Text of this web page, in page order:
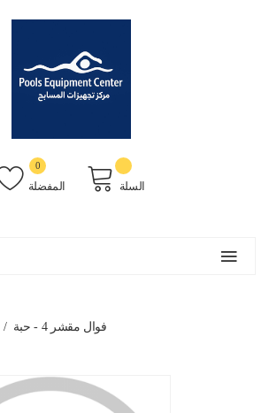
المفضلة
0
السلة
فوال مقشر 4 - حبة